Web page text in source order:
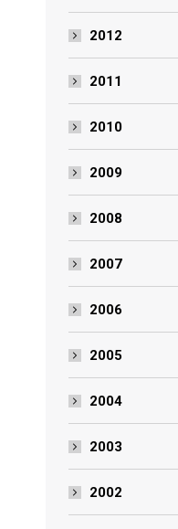
2012
2011
2010
2009
2008
2007
2006
2005
2004
2003
2002